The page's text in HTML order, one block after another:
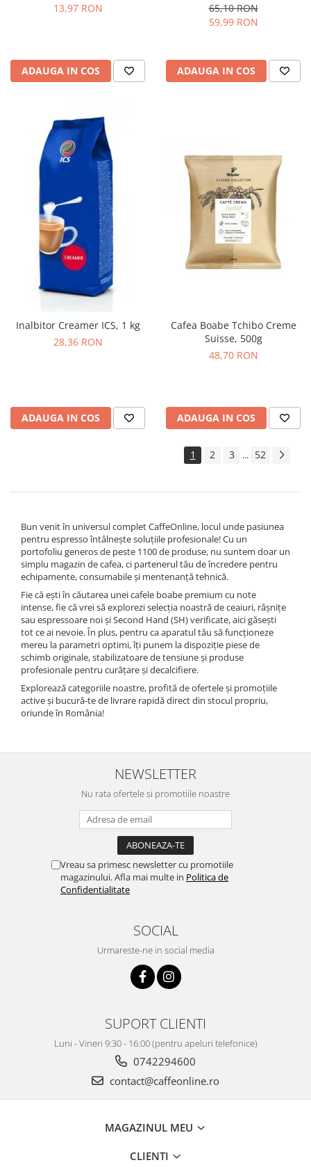
13,97 RON
ADAUGA IN COS
65,10 RON
59,99 RON
ADAUGA IN COS
Inalbitor Creamer ICS, 1 kg
28,36 RON
ADAUGA IN COS
Cafea Boabe Tchibo Creme
Suisse, 500g
48,70 RON
ADAUGA IN COS
1 2 3 ... 52
Bun venit în universul complet CaffeOnline, locul unde pasiunea
pentru espresso întâlnește soluțiile profesionale! Cu un
portofoliu generos de peste 1100 de produse, nu suntem doar un
simplu magazin de cafea, ci partenerul tău de încredere pentru
echipamente, consumabile și mentenanță tehnică.
Fie că ești în căutarea unei cafele boabe premium cu note
intense, fie că vrei să explorezi selecția noastră de ceaiuri, râșnițe
sau espressoare noi și Second Hand (SH) verificate, aici găsești
tot ce ai nevoie. În plus, pentru ca aparatul tău să funcționeze
mereu la parametri optimi, îți punem la dispoziție piese de
schimb originale, stabilizatoare de tensiune și produse
profesionale pentru curățare și decalcifiere.
Explorează categoriile noastre, profită de ofertele și promoțiile
active și bucură-te de livrare rapidă direct din stocul propriu,
oriunde în România!
NEWSLETTER
Nu rata ofertele si promotiile noastre
Vreau sa primesc newsletter cu promotiile
magazinului. Afla mai multe in Politica de
Confidentialitate
SOCIAL
Urmareste-ne in social media
SUPORT CLIENTI
Luni - Vineri 9:30 - 16:00 (pentru apeluri telefonice)
0742294600
contact@caffeonline.ro
MAGAZINUL MEU
CLIENTI